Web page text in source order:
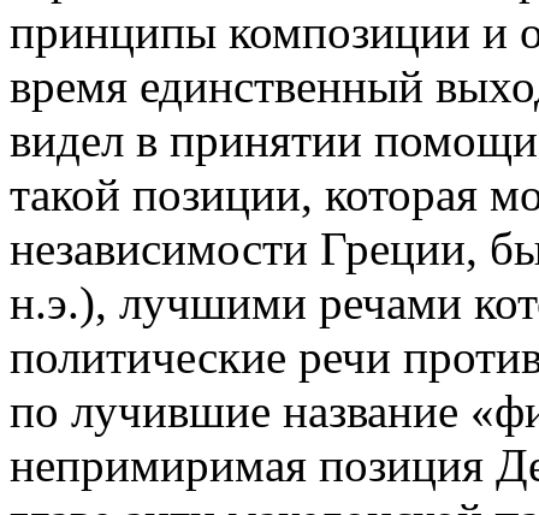
принципы композиции и
время единственный
видел в принятии
такой позиции, которая
независимости Греции,
н.э.), лучшими речами
политические речи
по лучившие название
непримиримая позиция